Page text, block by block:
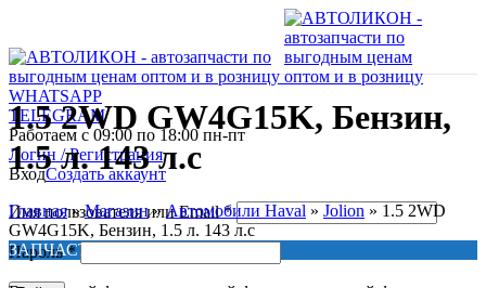
WHATSAPP
TELEGRAM
Работаем с 09:00 по 18:00 пн-пт
Логин / Регистрация
ВходСоздать аккаунт
Имя пользователя или Email*
Пароль*
1.5 2WD GW4G15K, Бензин,
1.5 л. 143 л.с
Главная»Магазин»Автомобили Haval » Jolion » 1.5 2WD
GW4G15K, Бензин, 1.5 л. 143 л.с
ЗАПЧАСТИ ДЛЯ ТО